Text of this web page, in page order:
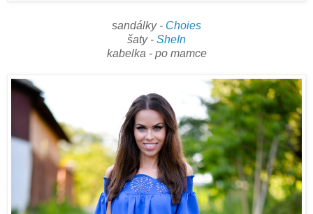
sandálky - Choies
šaty - SheIn
kabelka - po mamce